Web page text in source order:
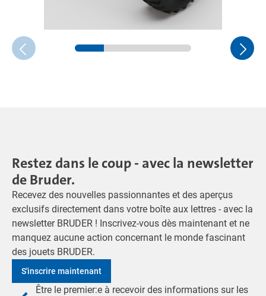
Restez dans le coup - avec la newsletter
de Bruder.
Recevez des nouvelles passionnantes et des aperçus
exclusifs directement dans votre boîte aux lettres - avec la
newsletter BRUDER ! Inscrivez-vous dès maintenant et ne
manquez aucune action concernant le monde fascinant
des jouets BRUDER.
S'inscrire maintenant
Être le premier:e à recevoir des informations sur les